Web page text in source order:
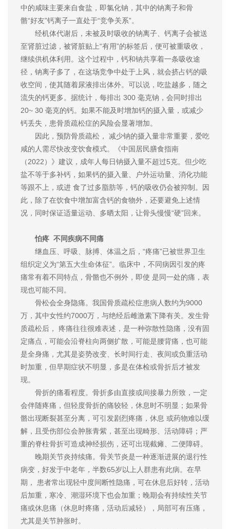
中的咸味主要来自食盐，即氯化钠，其中的钠离子和骨
骼“好友”钙离子一直处于“竞争关系”。
经机体代谢后，未被及时吸收的钠离子、钙离子会被送
至肾脏过滤，被肾脏贴上“有用”的标签后，便可被重吸收，
继续供机体利用。这个过程中，钙和钠共享着一条吸收途
径，钠离子多了，在这场竞争中处于上风，就会挤占钙的吸
收空间，使其随着尿液排出体外。可以说，吃盐越多，随之
流失的钙更多。据统计，每排出 300 毫克钠，会同时排出
20~ 30 毫克的钙。如果不能及时增加钙的摄入量，或减少
钙丢失，患骨质疏松症的风险会显著增加。
因此，预防骨质疏松， 减少钠的摄入量非常重要，爱吃
咸的人需尽快改变饮食模式。《中国居民膳食指南
（2022）》建议，成年人每日钠摄入量不超过5克。但少吃
盐不等于多补钙，如果钙的摄入量、户外运动量、消化功能
等跟不上，或进 食了过多脂肪等，钙的吸收仍会被抑制。因
此，除了在饮食中增加富含钙的食物外，还要避免上述情
况，同时保证适量运动、多晒太阳，让骨头慢慢“硬”回来。
怕疼 不同疾病不同痛
继血压、呼吸、脉搏、体温之后，“疼痛”已被世界卫生
组织定义为“第五大生命体征”。临床中，不同病因引发的疼
痛常有着不同特点，骨骼也不例外，即使 是同一处的痛，表
现也可能不同。
骨松会全身隐痛。我国骨质疏松症患病人数约为9000
万，其中女性约7000万，与绝经后雌激素下降有关。发生骨
质疏松后， 疼痛往往很难表述，是一种弥散性隐痛，没有固
定痛点，可能会沿脊柱向两侧扩散，可能是腰背痛，也可能
是全身痛，尤其是姿势改变、长时间行走、夜间或负重活动
时加重，但早期症状不明显，多是在体检或骨折后才被发
现。
骨折的痛看程度。骨折多由直接或间接暴力所致，一定
会伴随疼痛，但轻度骨折的痛较轻，休息时不明显；如果骨
骼出现断裂甚至分离，可引发剧烈疼痛，休息 或药物难以缓
解，且受伤部位会肿胀青紫，甚至出现畸形、活动障碍；严
重的脊柱骨折可造成神经损伤，还可出现截瘫、二便障碍。
晚期关节炎持续痛。骨关节炎是一种逐渐进展的退行性
病变，好发于中老年，半数65岁以上人群患有此病。在早
期， 患者常出现轻中度间断性隐痛，可在休息后好转，活动
后加重，寒冷、潮湿环境下也会加重；晚期会有持续性关节
痛或休息痛（休息时疼痛，活动后减轻），局部可有压痛，
尤其是关节肿胀时。